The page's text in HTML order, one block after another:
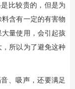
比较贵的，但是为
含有一定的有害物
量使用，会引起孩
所以为了避免这种
、吸声，还要满足